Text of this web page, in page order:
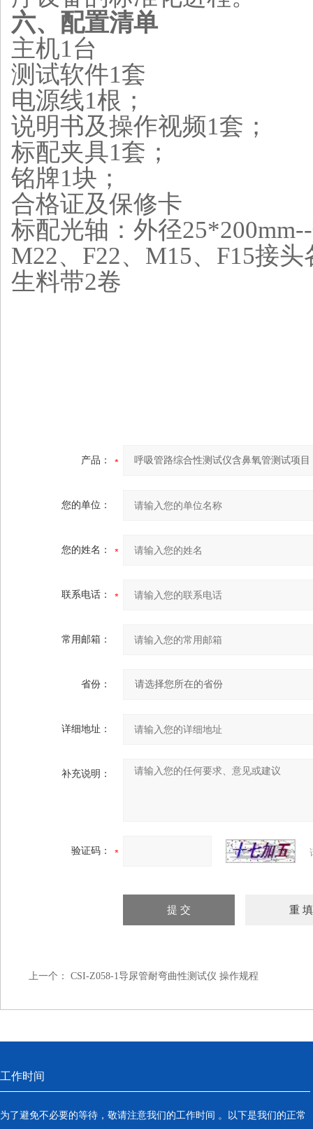
六、 配置清单
主机1台
测试软件1套
电源线1根；
说明书及操作视频1套；
标配夹具1套；
铭牌1块；
合格证及保修卡
标配光轴： 外径25*200
M22、F22、M15、F15接头
生料带2卷
产品：
您的单位：
您的姓名：
联系电话：
常用邮箱：
省份：
详细地址：
补充说明：
验证码：
上一个： CSI-Z058-1导尿管耐弯曲性测试仪 操作规程
工作时间
为了避免不必要的等待，敬请注意我们的工作时间 。以下是我们的正常